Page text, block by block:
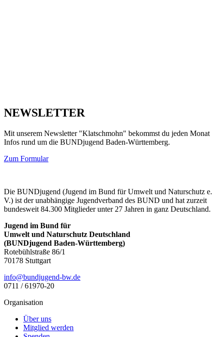
NEWSLETTER
Mit unserem Newsletter "Klatschmohn" bekommst du jeden Monat
Infos rund um die BUNDjugend Baden-Württemberg.
Zum Formular
Die BUNDjugend (Jugend im Bund für Umwelt und Naturschutz e.
V.) ist der unabhängige Jugendverband des BUND und hat zurzeit
bundesweit 84.300 Mitglieder unter 27 Jahren in ganz Deutschland.
Jugend im Bund für
Umwelt und Naturschutz Deutschland
(BUNDjugend Baden-Württemberg)
Rotebühlstraße 86/1
70178 Stuttgart
ed.wb-dnegujdnub@ofni
0711 / 61970-20
Organisation
Über uns
Mitglied werden